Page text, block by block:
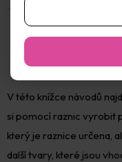
V této knížce návodů
si pomocí raznic vyrobit
který je raznice určena,
další tvary, které jsou